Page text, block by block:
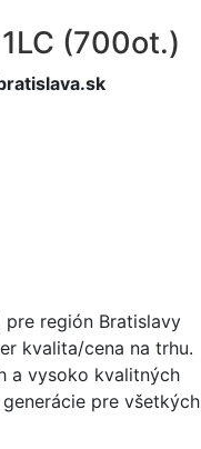
(700ot.)
pre región Bratislavy
kvalita/cena na trhu.
a vysoko kvalitných
pre všetkých